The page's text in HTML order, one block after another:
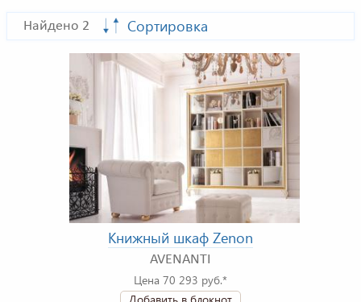
Найдено 2 Сортировка
Книжный шкаф Zenon
AVENANTI
Цена 70 293 руб.*